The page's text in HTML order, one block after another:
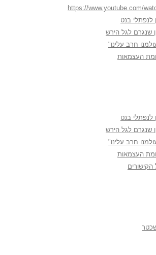
https://www.youtube.com/
לנפתלי בנט
שנגרם לגל הירש
העצמאות
לנפתלי בנט
שנגרם לגל הירש
העצמאות
הקישורים